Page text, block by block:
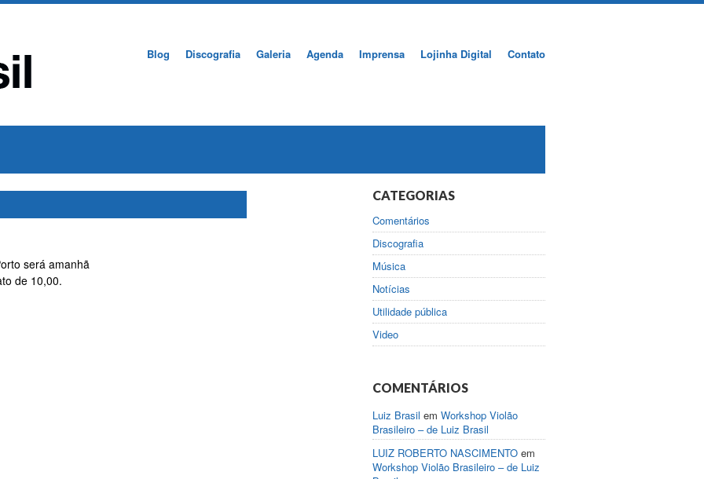
Blog Discografia Galeria Agenda Imprensa Lojinha Digital Contato
será amanhã
de 10,00.
CATEGORIAS
Comentários
Discografia
Música
Notícias
Utilidade pública
Video
COMENTÁRIOS
Luiz Brasil em Workshop Violão
Brasileiro – de Luiz Brasil
LUIZ ROBERTO NASCIMENTO em
Workshop Violão Brasileiro – de Luiz